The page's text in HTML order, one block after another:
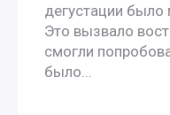
дегустации было
Это вызвало
смогли
было...